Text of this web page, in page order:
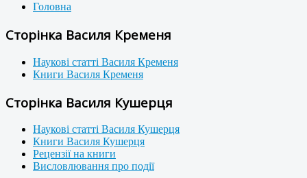
Головна
Сторінка Василя Кременя
Наукові статті Василя Кременя
Книги Василя Кременя
Сторінка Василя Кушерця
Наукові статті Василя Кушерця
Книги Василя Кушерця
Рецензії на книги
Висловлювання про події